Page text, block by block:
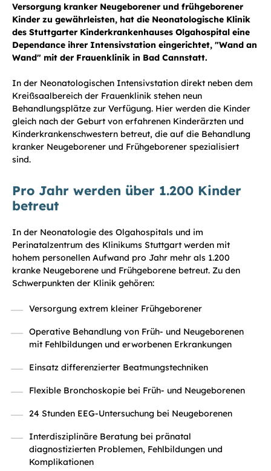
Versorgung kranker Neugeborener und frühgeborener
Kinder zu gewährleisten, hat die Neonatologische Klinik
des Stuttgarter Kinderkrankenhauses Olgahospital eine
Dependance ihrer Intensivstation eingerichtet, "Wand an
Wand" mit der Frauenklinik in Bad Cannstatt.
In der Neonatologischen Intensivstation direkt neben dem
Kreißsaalbereich der Frauenklinik stehen neun
Behandlungsplätze zur Verfügung. Hier werden die Kinder
gleich nach der Geburt von erfahrenen Kinderärzten und
Kinderkrankenschwestern betreut, die auf die Behandlung
kranker Neugeborener und Frühgeborener spezialisiert
sind.
Pro Jahr werden über 1.200 Kinder
betreut
In der Neonatologie des Olgahospitals und im
Perinatalzentrum des Klinikums Stuttgart werden mit
hohem personellen Aufwand pro Jahr mehr als 1.200
kranke Neugeborene und Frühgeborene betreut. Zu den
Schwerpunkten der Klinik gehören:
Versorgung extrem kleiner Frühgeborener
Operative Behandlung von Früh- und Neugeborenen
mit Fehlbildungen und erworbenen Erkrankungen
Einsatz differenzierter Beatmungstechniken
Flexible Bronchoskopie bei Früh- und Neugeborenen
24 Stunden EEG-Untersuchung bei Neugeborenen
Interdisziplinäre Beratung bei pränatal
diagnostizierten Problemen, Fehlbildungen und
Komplikationen